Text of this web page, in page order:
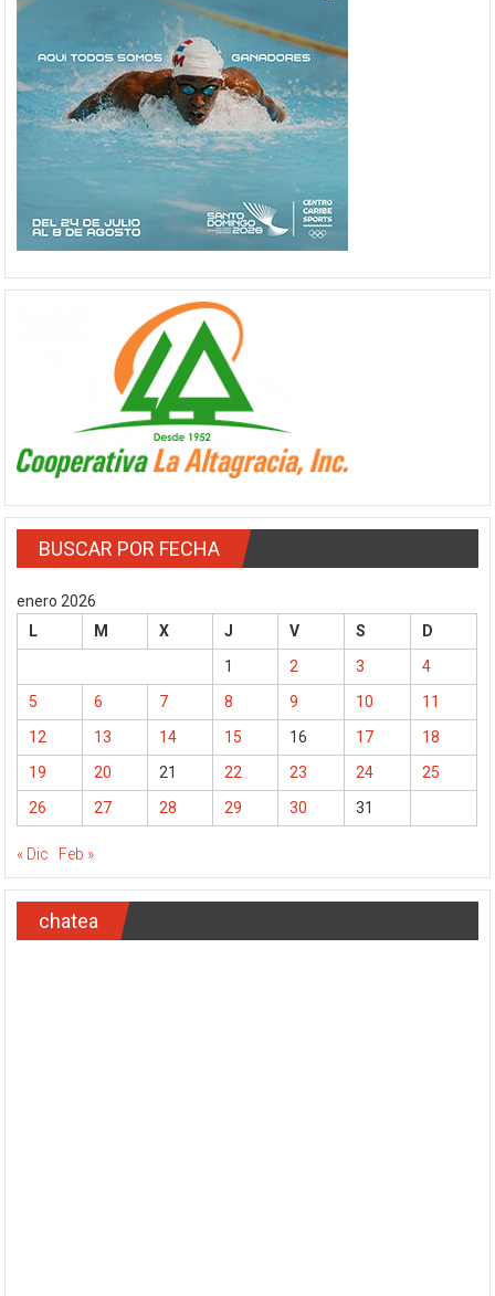
BUSCAR POR FECHA
enero 2026
L
M X J V S
D
1
2 3
4
5
6 7 8 9 10
11
12
13 14 15 16 17
18
19
20 21 22 23 24
25
26
27 28 29 30 31
« Dic Feb »
chatea